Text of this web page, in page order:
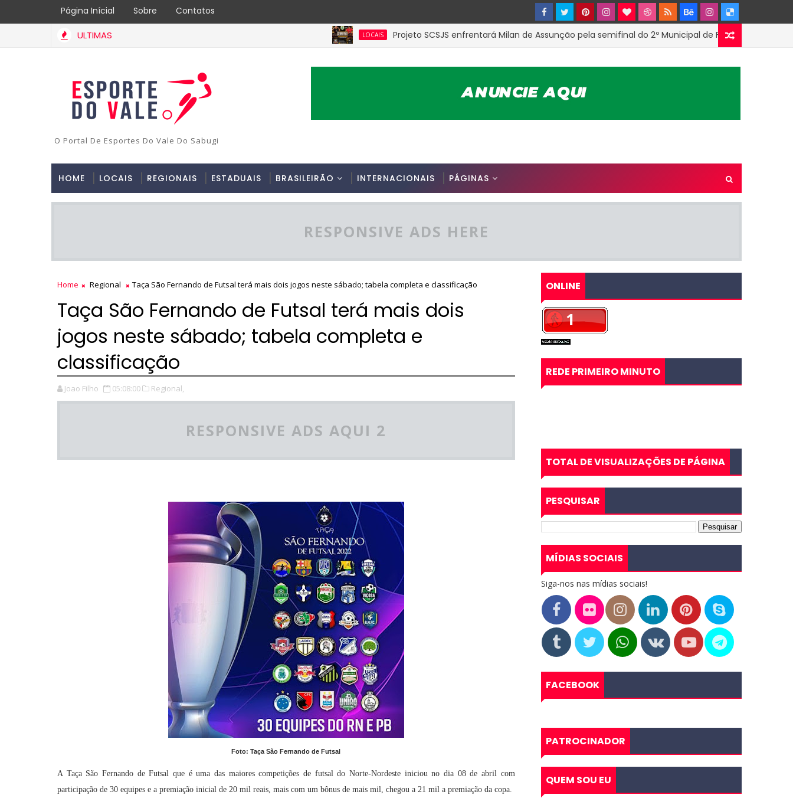
Página Inícial Sobre Contatos
ULTIMAS LOCAIS Projeto SCSJS enfrentará Milan de Assunção pela semifinal do 2º Municipal de Futsal em Tenório-PB
O Portal De Esportes Do Vale Do Sabugi
HOME LOCAIS REGIONAIS ESTADUAIS BRASILEIRÃO INTERNACIONAIS PÁGINAS
RESPONSIVE ADS HERE
Home Regional Taça São Fernando de Futsal terá mais dois jogos neste sábado; tabela completa e classificação
Taça São Fernando de Futsal terá mais dois
jogos neste sábado; tabela completa e
classificação
Joao Filho 05:08:00 Regional,
RESPONSIVE ADS AQUI 2
Foto: Taça São Fernando de Futsal
A Taça São Fernando de Futsal que é uma das maiores competições de futsal do Norte-Nordeste iniciou no dia 08 de abril com
participação de 30 equipes e a premiação inicial de 20 mil reais, mais com um bônus de mais mil, chegou a 21 mil a premiação da copa.
ONLINE
REDE PRIMEIRO MINUTO
TOTAL DE VISUALIZAÇÕES DE PÁGINA
PESQUISAR
MÍDIAS SOCIAIS
Siga-nos nas mídias sociais!
FACEBOOK
PATROCINADOR
QUEM SOU EU